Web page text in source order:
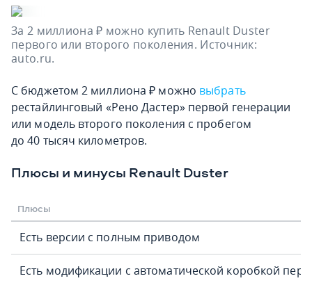
За 2 миллиона ₽ можно купить Renault Duster
первого или второго поколения. Источник:
auto.ru.
С бюджетом 2 миллиона ₽ можно выбрать
рестайлинговый «Рено Дастер» первой генерации
или модель второго поколения с пробегом
до 40 тысяч километров.
Плюсы и минусы Renault Duster
Плюсы
Есть версии с полным приводом
Есть модификации с автоматической коробкой